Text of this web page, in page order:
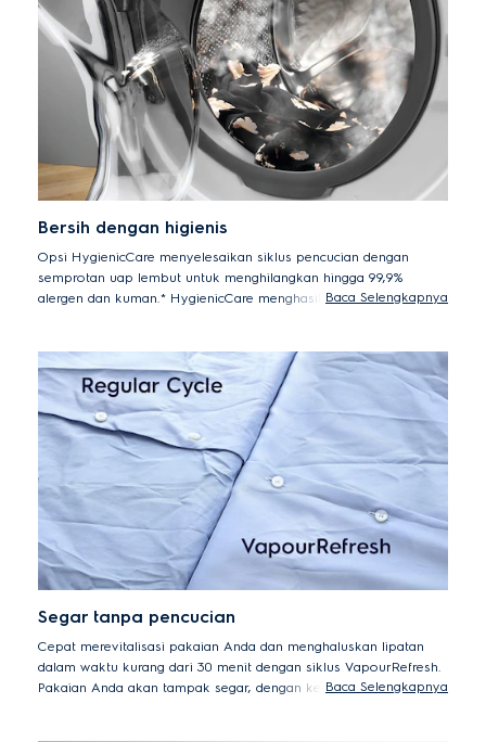
*Diuji pada beban campuran 3kg kaos dan kemeja warna,
menggunakan dosis deterjen bubuk yang direkomendasikan
dan ukuran muatan. Hasil dapat bervariasi tergantung pada
ukuran beban, jenis deterjen dan tekanan air.
Bersih dengan higienis
Opsi HygienicCare menyelesaikan siklus pencucian dengan
semprotan uap lembut untuk menghilangkan hingga 99,9%
alergen dan kuman.* HygienicCare menghasilkan uap hanya
*Mesin cuci front load Electrolux dengan opsi Perawatan Uap
/ Higienis menghilangkan hingga 99,2% Der f1 (tungau debu)
dan Fel d1 (alergen kucing) dan hingga 99,9% Staphylococcus
aureus dan Klebsiella pneumonia selama pencucian kapas
Baca Selengkapnya
Segar tanpa pencucian
Cepat merevitalisasi pakaian Anda dan menghaluskan lipatan
dalam waktu kurang dari 30 menit dengan siklus VapourRefresh.
Pakaian Anda akan tampak segar, dengan kerutan hingga 23%
Baca Selengkapnya